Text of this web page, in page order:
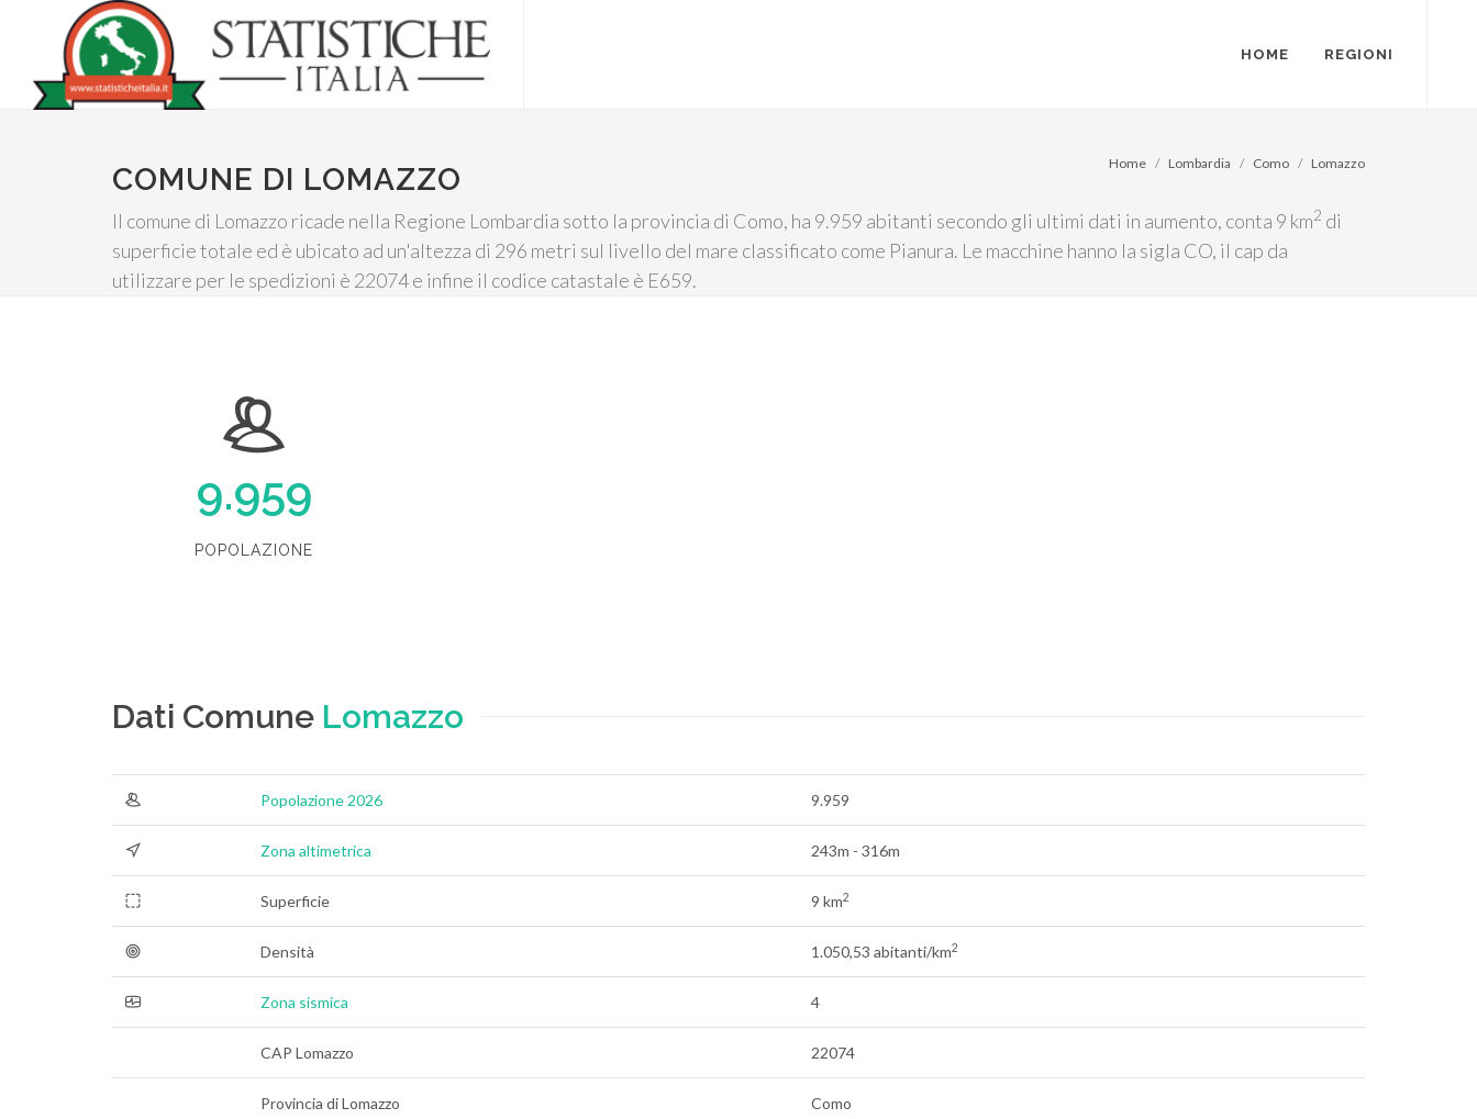
HOME REGIONI
COMUNE DI LOMAZZO
Il comune di Lomazzo ricade nella Regione Lombardia sotto la provincia di Como, ha 9.959 abitanti secondo gli ultimi dati in aumento, conta 9 km2 di
superficie totale ed è ubicato ad un'altezza di 296 metri sul livello del mare classificato come Pianura. Le macchine hanno la sigla CO, il cap da
utilizzare per le spedizioni è 22074 e infine il codice catastale è E659.
Home Lombardia Como Lomazzo
9.959
POPOLAZIONE
Dati Comune Lomazzo
Popolazione 2026 9.959
Zona altimetrica 243m - 316m
Superficie 9 km2
Densità 1.050,53 abitanti/km2
Zona sismica 4
CAP Lomazzo 22074
Provincia di Lomazzo Como